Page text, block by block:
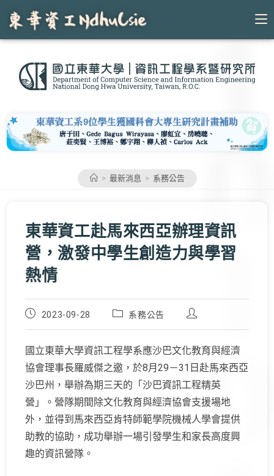
content
> 最新消息 > 系務公告
東華資工赴馬來西亞辦理資訊
營，激發中學生創造力與學習
熱情
Post
2023-09-28
Post
系務公告
Post
國立東華大學資訊工程學系應沙巴文化教育與經濟
協會理事長羅威傑之邀，於8月29－31日赴馬來西亞
沙巴州，舉辦為期三天的「沙巴資訊工程精英
營」。營隊期間除文化教育與經濟協會支援場地
外，並得到馬來西亞肯特師範學院機械人學會提供
助教的協助，成功舉辦一場引發學生和家長高度興
趣的資訊營隊。